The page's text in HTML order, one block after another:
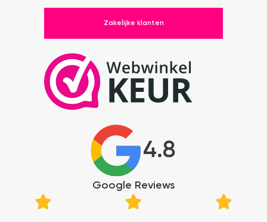
Zakelijke klanten
4.8
Google Reviews